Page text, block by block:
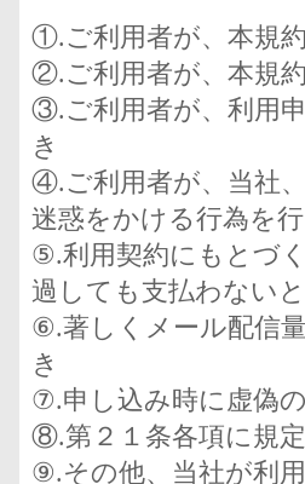
①.ご利用者が、本規
②.ご利用者が、本規
③.ご利用者が、利用
き
④.ご利用者が、当社
迷惑をかける行為を
⑤.利用契約にもとづ
過しても支払わない
⑥.著しくメール配信
き
⑦.申し込み時に虚偽
⑧.第２１条各項に規
⑨.その他、当社が利